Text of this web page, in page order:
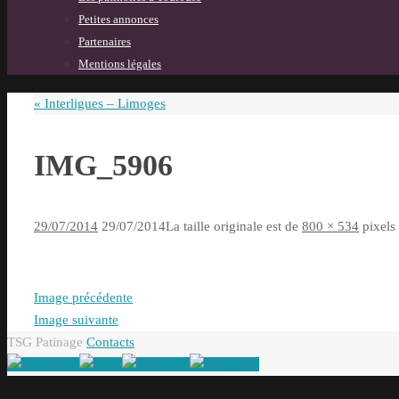
Petites annonces
Partenaires
Mentions légales
« Interligues – Limoges
IMG_5906
29/07/2014 29/07/2014La taille originale est de 800 × 534 pixels
Image précédente
Image suivante
TSG Patinage Contacts